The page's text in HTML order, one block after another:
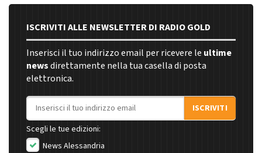
ISCRIVITI ALLE NEWSLETTER DI RADIO GOLD
Inserisci il tuo indirizzo email per ricevere le ultime
newsdirettamente nella tua casella di posta
elettronica.
Indirizzo email
ISCRIVITI
Scegli le tue edizioni:
News Alessandria